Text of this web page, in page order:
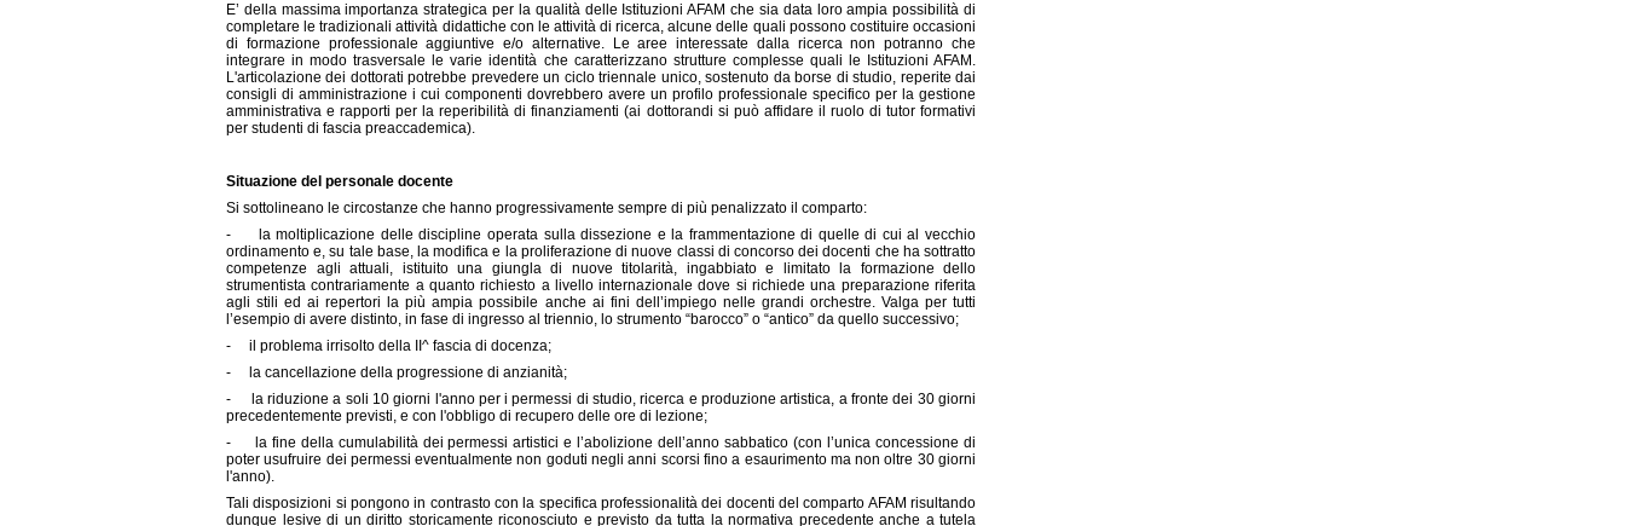
E’ della massima importanza strategica per la qualità delle Istituzioni AFAM che sia data loro ampia possibilità di
completare le tradizionali attività didattiche con le attività di ricerca, alcune delle quali possono costituire occasioni
di formazione professionale aggiuntive e/o alternative. Le aree interessate dalla ricerca non potranno che
integrare in modo trasversale le varie identità che caratterizzano strutture complesse quali le Istituzioni AFAM.
L'articolazione dei dottorati potrebbe prevedere un ciclo triennale unico, sostenuto da borse di studio, reperite dai
consigli di amministrazione i cui componenti dovrebbero avere un profilo professionale specifico per la gestione
amministrativa e rapporti per la reperibilità di finanziamenti (ai dottorandi si può affidare il ruolo di tutor formativi
per studenti di fascia preaccademica).
Situazione del personale docente
Si sottolineano le circostanze che hanno progressivamente sempre di più penalizzato il comparto:
- la moltiplicazione delle discipline operata sulla dissezione e la frammentazione di quelle di cui al vecchio
ordinamento e, su tale base, la modifica e la proliferazione di nuove classi di concorso dei docenti che ha sottratto
competenze agli attuali, istituito una giungla di nuove titolarità, ingabbiato e limitato la formazione dello
strumentista contrariamente a quanto richiesto a livello internazionale dove si richiede una preparazione riferita
agli stili ed ai repertori la più ampia possibile anche ai fini dell’impiego nelle grandi orchestre. Valga per tutti
l’esempio di avere distinto, in fase di ingresso al triennio, lo strumento “barocco” o “antico” da quello successivo;
- il problema irrisolto della II^ fascia di docenza;
- la cancellazione della progressione di anzianità;
- la riduzione a soli 10 giorni l'anno per i permessi di studio, ricerca e produzione artistica, a fronte dei 30 giorni
precedentemente previsti, e con l'obbligo di recupero delle ore di lezione;
- la fine della cumulabilità dei permessi artistici e l’abolizione dell’anno sabbatico (con l’unica concessione di
poter usufruire dei permessi eventualmente non goduti negli anni scorsi fino a esaurimento ma non oltre 30 giorni
l'anno).
Tali disposizioni si pongono in contrasto con la specifica professionalità dei docenti del comparto AFAM risultando
dunque lesive di un diritto storicamente riconosciuto e previsto da tutta la normativa precedente anche a tutela